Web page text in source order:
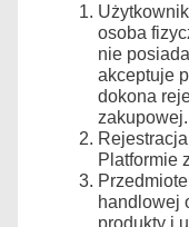
osoba
nie
akceptuje
dokona
Platformie
handlowej
produkty i